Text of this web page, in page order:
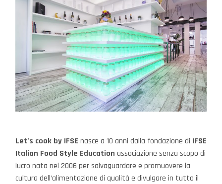
Let’s cook by IFSE nasce a 10 anni dalla fondazione di IFSE
Italian Food Style Education associazione senza scopo di
lucro nata nel 2006 per salvaguardare e promuovere la
cultura dell’alimentazione di qualità e divulgare in tutto il